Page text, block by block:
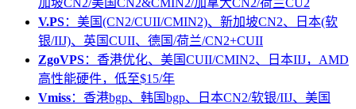
加坡CN2/美国CN2&CMIN2/加拿大CN2/荷兰CU2
V.PS：美国(CN2/CUII/CMIN2)、新加坡CN2、日本(软
银/IIJ)、英国CUII、德国/荷兰/CN2+CUII
ZgoVPS：香港优化、美国CUII/CMIN2、日本IIJ，AMD
高性能硬件，低至$15/年
Vmiss：香港bgp、韩国bgp、日本CN2/软银/IIJ、美国